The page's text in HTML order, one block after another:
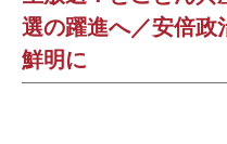
選の躍進へ／安倍
鮮明に